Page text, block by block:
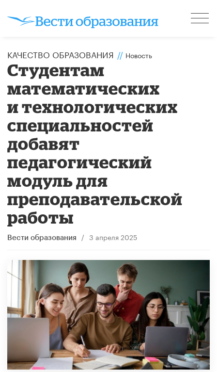
КАЧЕСТВО ОБРАЗОВАНИЯ // Новость
Студентам
математических
и технологических
специальностей
добавят
педагогический
модуль для
преподавательской
работы
Вести образования / 3 апреля 2025